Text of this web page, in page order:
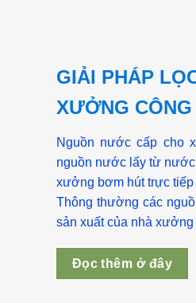
GIẢI PHÁP
XƯỞNG
Nguồn nước cấp cho
nguồn nước lấy từ
xưởng bơm hút trực
Thông thường các
sản xuất của nhà
Đọc thêm ở đây